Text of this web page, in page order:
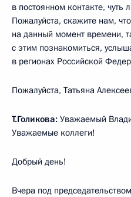
в постоянном контакте,
Пожалуйста, скажите нам,
на данный момент времени,
с этим познакомиться,
в регионах Российской
Пожалуйста, Татьяна
Т.Голикова: Уважаемый
Уважаемые коллеги!
Добрый день!
Вчера под